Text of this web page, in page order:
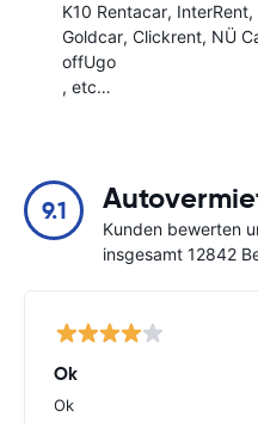
K10 Rentacar InterRent
Goldcar Clickrent NÜ
offUgo
, etc…
9.1
Kunden bewerten
insgesamt 12842
Ok
Ok